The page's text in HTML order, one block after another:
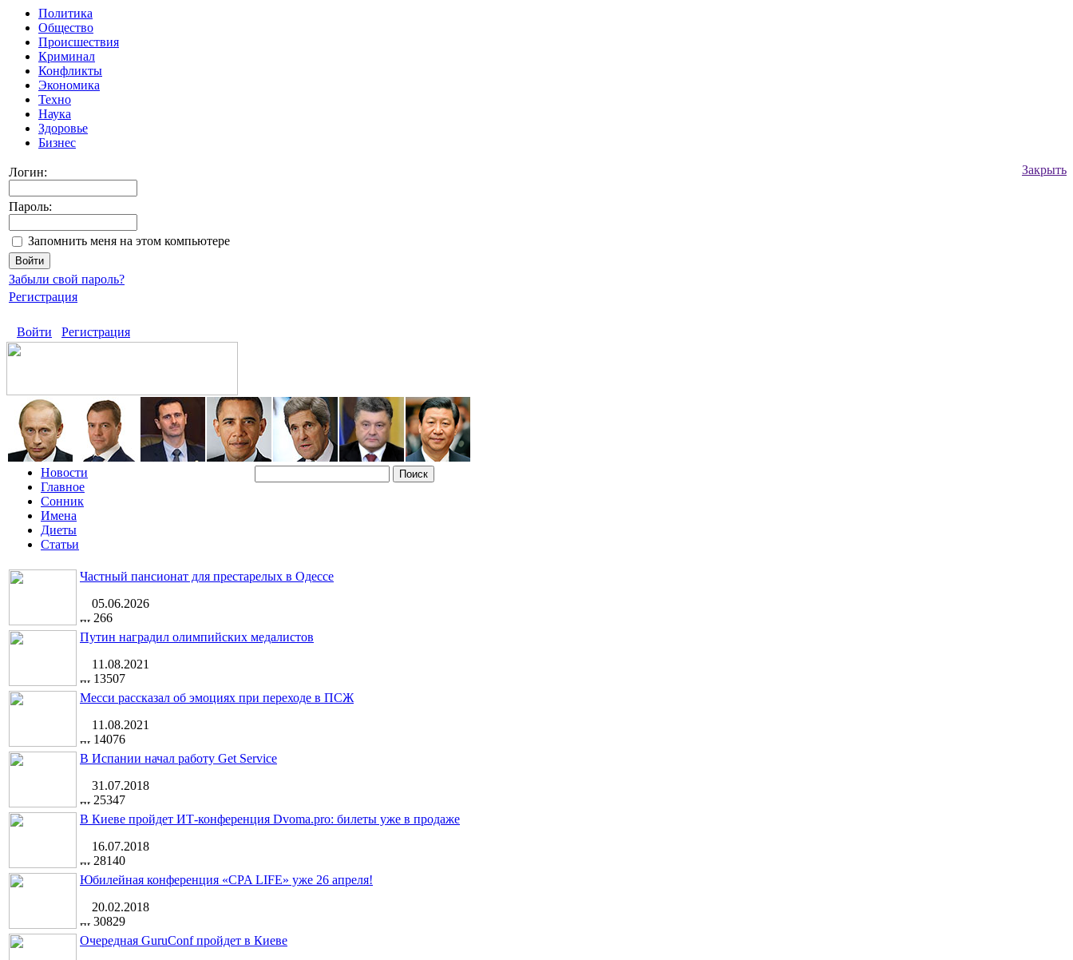
Политика
Общество
Происшествия
Криминал
Конфликты
Экономика
Техно
Наука
Здоровье
Бизнес
Закрыть
Логин:
Пароль:
Запомнить меня на этом компьютере
Забыли свой пароль?
Регистрация
Войти Регистрация
Новости
Главное
Сонник
Имена
Диеты
Статьи
Частный пансионат для престарелых в Одессе
05.06.2026
266
Путин наградил олимпийских медалистов
11.08.2021
13507
Месси рассказал об эмоциях при переходе в ПСЖ
11.08.2021
14076
В Испании начал работу Get Service
31.07.2018
25347
В Киеве пройдет ИТ-конференция Dvoma.pro: билеты уже в продаже
16.07.2018
28140
Юбилейная конференция «CPA LIFE» уже 26 апреля!
20.02.2018
30829
Очередная GuruConf пройдет в Киеве